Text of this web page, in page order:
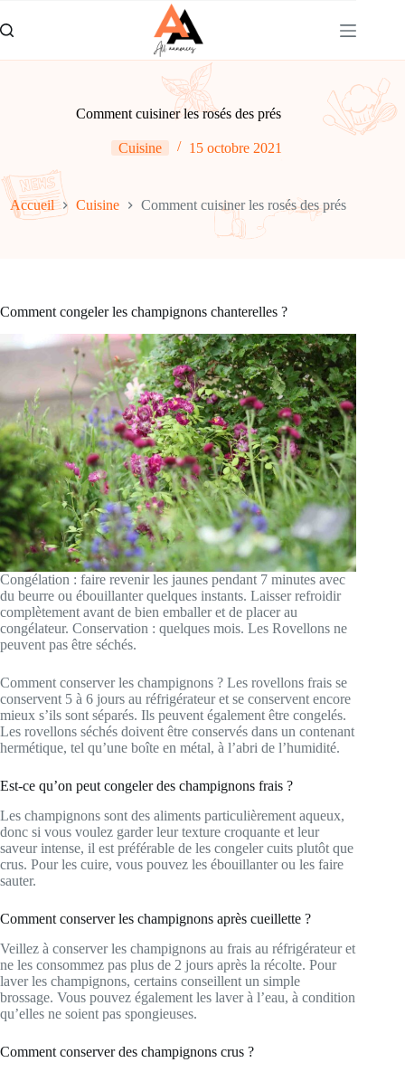
au
contenu
Comment cuisiner les rosés des prés
Cuisine 15 octobre 2021
Accueil Cuisine Comment cuisiner les rosés des prés
Comment congeler les champignons chanterelles ?
Congélation : faire revenir les jaunes pendant 7 minutes avec
du beurre ou ébouillanter quelques instants. Laisser refroidir
complètement avant de bien emballer et de placer au
congélateur. Conservation : quelques mois. Les Rovellons ne
peuvent pas être séchés.
Comment conserver les champignons ? Les rovellons frais se
conservent 5 à 6 jours au réfrigérateur et se conservent encore
mieux s’ils sont séparés. Ils peuvent également être congelés.
Les rovellons séchés doivent être conservés dans un contenant
hermétique, tel qu’une boîte en métal, à l’abri de l’humidité.
Est-ce qu’on peut congeler des champignons frais ?
Les champignons sont des aliments particulièrement aqueux,
donc si vous voulez garder leur texture croquante et leur
saveur intense, il est préférable de les congeler cuits plutôt que
crus. Pour les cuire, vous pouvez les ébouillanter ou les faire
sauter.
Comment conserver les champignons après cueillette ?
Veillez à conserver les champignons au frais au réfrigérateur et
ne les consommez pas plus de 2 jours après la récolte. Pour
laver les champignons, certains conseillent un simple
brossage. Vous pouvez également les laver à l’eau, à condition
qu’elles ne soient pas spongieuses.
Comment conserver des champignons crus ?